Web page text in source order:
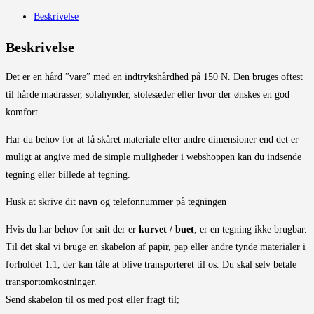
HR
Beskrivelse
Beskrivelse
Det er en hård ”vare” med en indtrykshårdhed på 150 N. Den bruges oftest
til hårde madrasser, sofahynder, stolesæder eller hvor der ønskes en god
komfort
Har du behov for at få skåret materiale efter andre dimensioner end det er
muligt at angive med de simple muligheder i webshoppen kan du indsende
tegning eller billede af tegning.
Husk at skrive dit navn og telefonnummer på tegningen
Hvis du har behov for snit der er kurvet / buet, er en tegning ikke brugbar.
Til det skal vi bruge en skabelon af papir, pap eller andre tynde materialer i
forholdet 1:1, der kan tåle at blive transporteret til os. Du skal selv betale
transportomkostninger.
Send skabelon til os med post eller fragt til;